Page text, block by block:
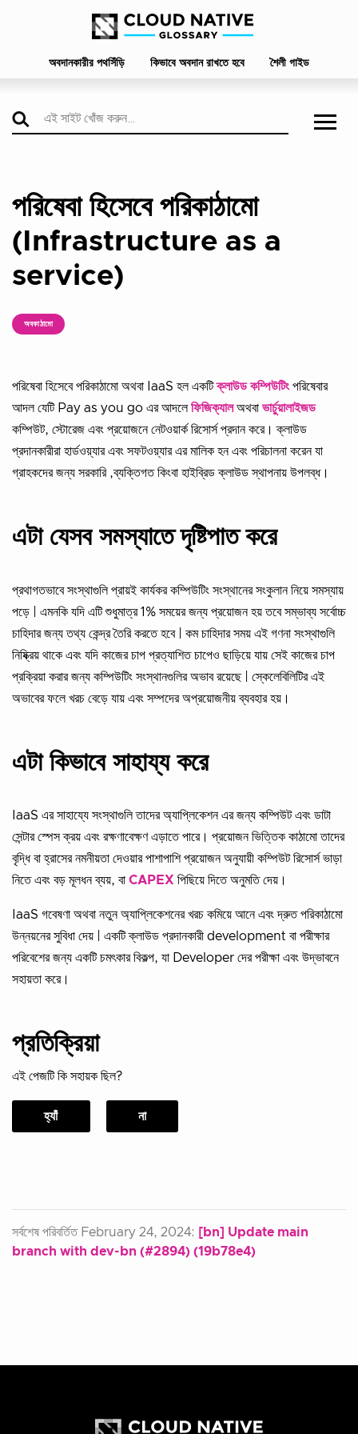
অবদানকারীর পথসিঁড়ি কিভাবে অবদান রাখতে হবে শৈলী গাইড
পরিষেবা হিসেবে পরিকাঠামো
(Infrastructure as a
service)
অবকাঠামো
পরিষেবা হিসেবে পরিকাঠামো অথবা IaaS হল একটিক্লাউড কম্পিউটিংপরিষেবার
আদল যেটি Pay as you go এর আদলেফিজিক্যালঅথবা ভার্চুয়ালাইজড
কম্পিউট, স্টোরেজ এবং প্রয়োজনে নেটওয়ার্ক রিসোর্স প্রদান করে। ক্লাউড
প্রদানকারীরা হার্ডওয়্যার এবং সফটওয়্যার এর মালিক হন এবং পরিচালনা করেন যা
গ্রাহকদের জন্য সরকারি ,ব্যক্তিগত কিংবা হাইব্রিড ক্লাউড স্থাপনায় উপলব্ধ।
এটা যেসব সমস্যাতে দৃষ্টিপাত করে
প্রথাগতভাবে সংস্থাগুলি প্রায়ই কার্যকর কম্পিউটিং সংস্থানের সংকুলান নিয়ে সমস্যায়
পড়ে | এমনকি যদি এটি শুধুমাত্র 1% সময়ের জন্য প্রয়োজন হয় তবে সম্ভাব্য সর্বোচ্চ
চাহিদার জন্য তথ্য কেন্দ্র তৈরি করতে হবে | কম চাহিদার সময় এই গণনা সংস্থাগুলি
নিষ্ক্রিয় থাকে এবং যদি কাজের চাপ প্রত্যাশিত চাপেও ছাড়িয়ে যায় সেই কাজের চাপ
প্রক্রিয়া করার জন্য কম্পিউটিং সংস্থানগুলির অভাব রয়েছে | স্কেলেবিলিটির এই
অভাবের ফলে খরচ বেড়ে যায় এবং সম্পদের অপ্রয়োজনীয় ব্যবহার হয়।
এটা কিভাবে সাহায্য করে
IaaS এর সাহায্যে সংস্থাগুলি তাদের অ্যাপ্লিকেশন এর জন্য কম্পিউট এবং ডাটা
সেন্টার স্পেস ক্রয় এবং রক্ষণাবেক্ষণ এড়াতে পারে। প্রয়োজন ভিত্তিক কাঠামো তাদের
বৃদ্ধি বা হ্রাসের নমনীয়তা দেওয়ার পাশাপাশি প্রয়োজন অনুযায়ী কম্পিউট রিসোর্স ভাড়া
নিতে এবং বড় মূলধন ব্যয়, বা CAPEX পিছিয়ে দিতে অনুমতি দেয়।
IaaS গবেষণা অথবা নতুন অ্যাপ্লিকেশনের খরচ কমিয়ে আনে এবং দ্রুত পরিকাঠামো
উন্নয়নের সুবিধা দেয় | একটি ক্লাউড প্রদানকারী development বা পরীক্ষার
পরিবেশের জন্য একটি চমৎকার বিকল্প, যা Developer দের পরীক্ষা এবং উদ্ভাবনে
সহায়তা করে।
প্রতিক্রিয়া
এই পেজটি কি সহায়ক ছিল?
হ্যাঁ না
সর্বশেষ পরিবর্তিত February 24, 2024: [bn] Update main
branch with dev-bn (#2894) (19b78e4)